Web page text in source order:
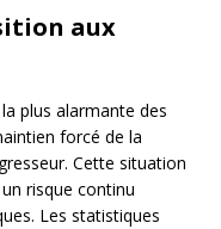
aux
plus alarmante des
forcé de la
Cette situation
risque continu
Les statistiques